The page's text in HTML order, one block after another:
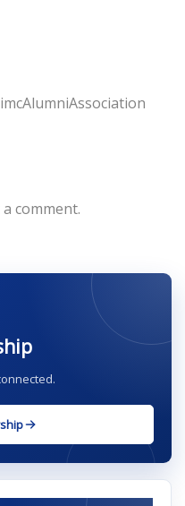
comment.